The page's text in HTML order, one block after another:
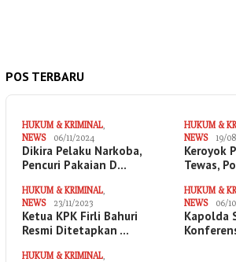
POS TERBARU
HUKUM & KRIMINAL
NEWS
06/11/2024
Dikira Pelaku Narkoba,
Pencuri Pakaian D…
HUKUM &
NEWS
19/
Keroyok
Tewas,
HUKUM & KRIMINAL
NEWS
23/11/2023
Ketua KPK Firli Bahuri
Resmi Ditetapkan …
HUKUM &
NEWS
06/
Kapolda
HUKUM & KRIMINAL